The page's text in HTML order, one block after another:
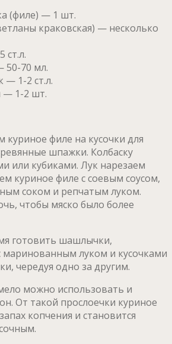
(филе) — 1 шт.
краковская) — несколько
ст.л.
50-70 мл.
1-2 ст.л.
— 1-2 шт.
куриное филе на кусочки для
шпажки. Колбаску
или кубиками. Лук нарезаем
куриное филе с соевым соусом,
соком и репчатым луком.
чтобы мяско было более
готовить шашлычки,
маринованным луком и кусочками
чередуя одно за другим.
можно использовать и
От такой прослоечки куриное
копчения и становится